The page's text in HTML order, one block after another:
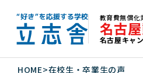
教育費無償化
名古
名古屋キャ
HOME>在校生・卒業生の声